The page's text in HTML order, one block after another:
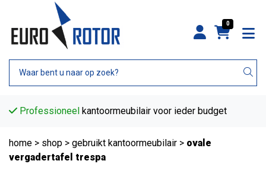
0
Professioneel kantoormeubilair voor ieder budget
home > shop > gebruikt kantoormeubilair > ovale
vergadertafel trespa